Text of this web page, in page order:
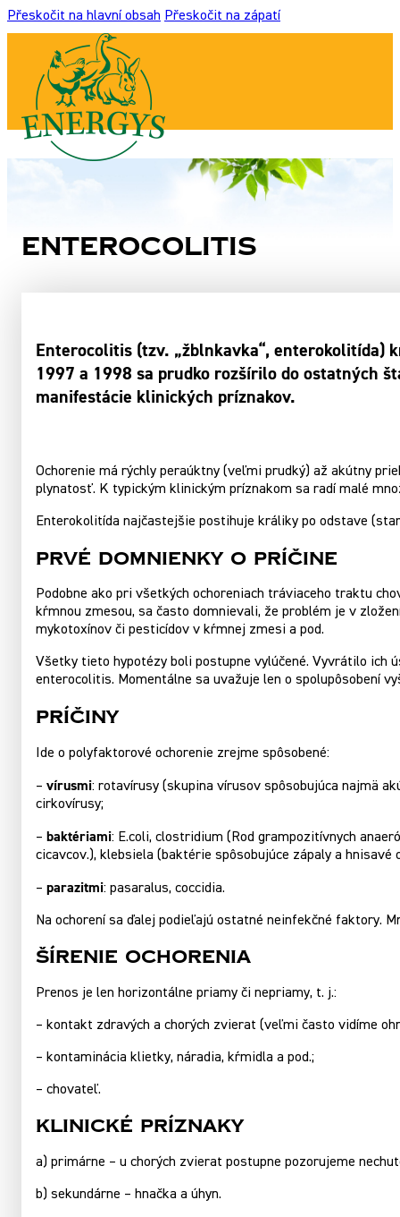
Přeskočit na hlavní obsah Přeskočit na zápatí
Enterocolitis
Enterocolitis (tzv. „žblnkavka“, enterokolitída)
1997 a 1998 sa prudko rozšírilo do ostatných
manifestácie klinických príznakov.
Ochorenie má rýchly peraúktny (veľmi prudký) až akútny
plynatosť. K typickým klinickým príznakom sa radí malé
Enterokolitída najčastejšie postihuje králiky po odstave
Prvé domnienky o príčine
Podobne ako pri všetkých ochoreniach tráviaceho traktu
kŕmnou zmesou, sa často domnievali, že problém je v
mykotoxínov či pesticídov v kŕmnej zmesi a pod.
Všetky tieto hypotézy boli postupne vylúčené. Vyvrátilo ich
enterocolitis. Momentálne sa uvažuje len o spolupôsobení
Príčiny
Ide o polyfaktorové ochorenie zrejme spôsobené:
– vírusmi: rotavírusy (skupina vírusov spôsobujúca najmä
cirkovírusy;
– baktériami: E.coli, clostridium (Rod grampozitívnych
cicavcov.), klebsiela (baktérie spôsobujúce zápaly a
– parazitmi: pasaralus, coccidia.
Na ochorení sa ďalej podieľajú ostatné neinfekčné faktory.
Šírenie ochorenia
Prenos je len horizontálne priamy či nepriamy, t. j.:
– kontakt zdravých a chorých zvierat (veľmi často vidíme
– kontaminácia klietky, náradia, kŕmidla a pod.;
– chovateľ.
Klinické príznaky
a) primárne – u chorých zvierat postupne pozorujeme
b) sekundárne – hnačka a úhyn.